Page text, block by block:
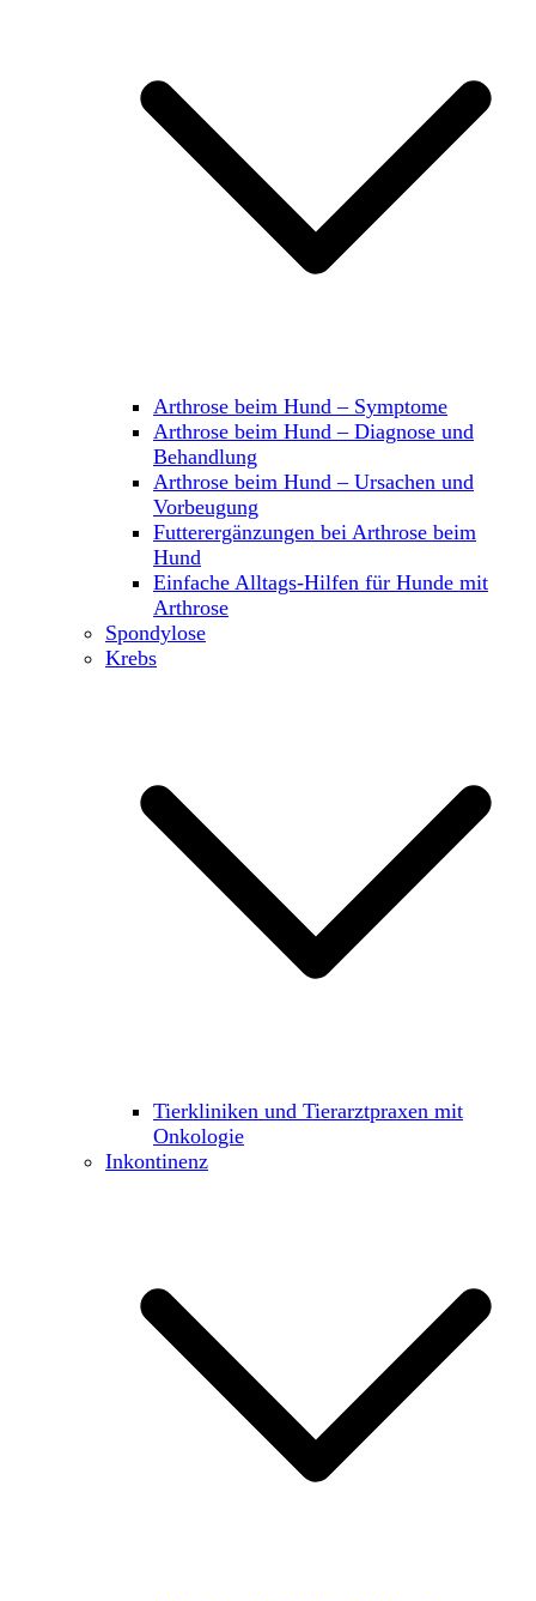
Arthrose beim Hund – Symptome
Arthrose beim Hund – Diagnose und
Behandlung
Arthrose beim Hund – Ursachen und
Vorbeugung
Futterergänzungen bei Arthrose beim
Hund
Einfache Alltags-Hilfen für Hunde mit
Arthrose
Spondylose
Krebs
Tierkliniken und Tierarztpraxen mit
Onkologie
Inkontinenz